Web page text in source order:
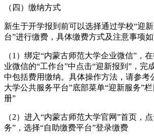
（四）缴纳方式
新生于开学报到前可以选择通过学校“迎
台”进行缴费，具体缴费方式及注意事项如
（1）绑定“内蒙古师范大学企业微信”，
业微信的“工作台”中点击“迎新报到”，完
中包括费用缴纳。具体操作方法，请参考
大学公共服务平台”底部菜单“迎新服务”
册”
（2）进入“内蒙古师范大学官网”首页，
务”，选择“自助缴费平台”登录缴费